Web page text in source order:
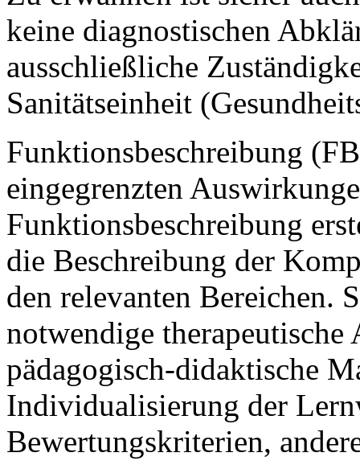
keine diagnostischen
ausschließliche
Sanitätseinheit
Funktionsbeschreibung
eingegrenzten
Funktionsbeschreibung
die Beschreibung der
den relevanten Bereichen.
notwendige therapeutische
pädagogisch-didaktische
Individualisierung der
Bewertungskriterien,